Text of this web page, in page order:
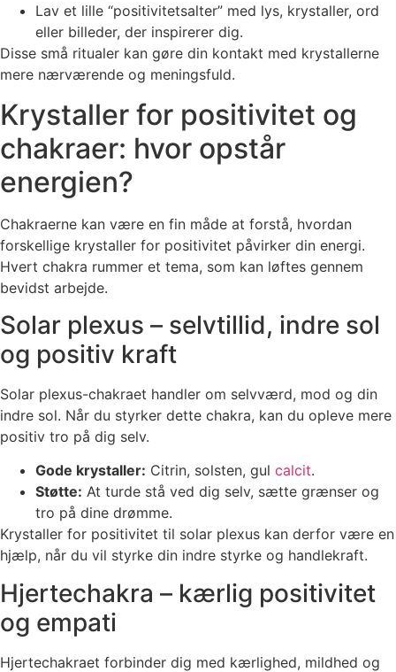
Lav et lille “positivitetsalter” med lys, krystaller, ord
eller billeder, der inspirerer dig.
Disse små ritualer kan gøre din kontakt med krystallerne
mere nærværende og meningsfuld.
Krystaller for positivitet og
chakraer: hvor opstår
energien?
Chakraerne kan være en fin måde at forstå, hvordan
forskellige krystaller for positivitet påvirker din energi.
Hvert chakra rummer et tema, som kan løftes gennem
bevidst arbejde.
Solar plexus – selvtillid, indre sol
og positiv kraft
Solar plexus-chakraet handler om selvværd, mod og din
indre sol. Når du styrker dette chakra, kan du opleve mere
positiv tro på dig selv.
Gode krystaller: Citrin, solsten, gul calcit.
Støtte: At turde stå ved dig selv, sætte grænser og
tro på dine drømme.
Krystaller for positivitet til solar plexus kan derfor være en
hjælp, når du vil styrke din indre styrke og handlekraft.
Hjertechakra – kærlig positivitet
og empati
Hjertechakraet forbinder dig med kærlighed, mildhed og